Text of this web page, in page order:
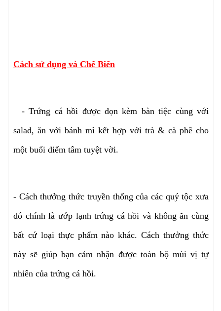
Cách sử dụng và Chế Biến
- Trứng cá hồi được dọn kèm bàn tiệc cùng với
salad, ăn với bánh mì kết hợp với trà & cà phê cho
một buổi điểm tâm tuyệt vời.
- Cách thưởng thức truyền thống của các quý tộc xưa
đó chính là ướp lạnh trứng cá hồi và không ăn cùng
bất cứ loại thực phẩm nào khác. Cách thưởng thức
này sẽ giúp bạn cảm nhận được toàn bộ mùi vị tự
nhiên của trứng cá hồi.